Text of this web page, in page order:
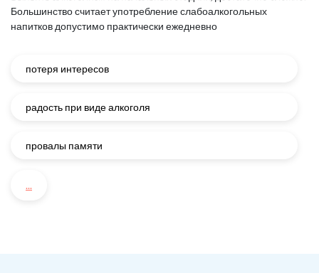
Большинство считает употребление слабоалкогольных
напитков допустимо практически ежедневно
потеря интересов
радость при виде алкоголя
провалы памяти
...